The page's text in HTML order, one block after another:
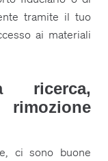
tramite il tuo
ai materiali
ricerca,
ci sono buone